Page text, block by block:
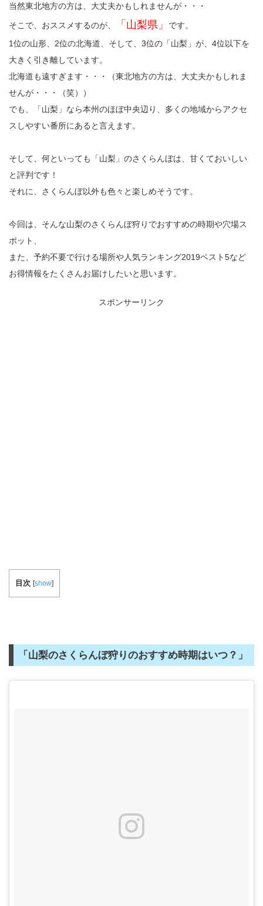
当然東北地方の方は、大丈夫かもしれませんが・・・
そこで、おススメするのが、 「山梨県」
です。
1位の山形、2位の北海道、そして、3位の「山梨」が、4位以下を
大きく引き離しています。
北海道も遠すぎます・・・（東北地方の方は、大丈夫かもしれま
せんが・・・（笑））
でも、「山梨」なら本州のほぼ中央辺り、多くの地域からアクセ
スしやすい番所にあると言えます。
そして、何といっても「山梨」のさくらんぼは、甘くておいしい
と評判です！
それに、さくらんぼ以外も色々と楽しめそうです。
今回は、そんな山梨のさくらんぼ狩りでおすすめの時期や穴場ス
ポット、
また、予約不要で行ける場所や人気ランキング2019ベスト5など
お得情報をたくさんお届けしたいと思います。
スポンサーリンク
目次 [show]
「山梨のさくらんぼ狩りのおすすめ時期はいつ？」